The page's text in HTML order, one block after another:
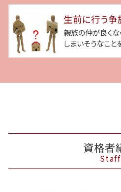
生前に行う争
親族の仲が良くな
しまいそうなこ
資格者
Staff